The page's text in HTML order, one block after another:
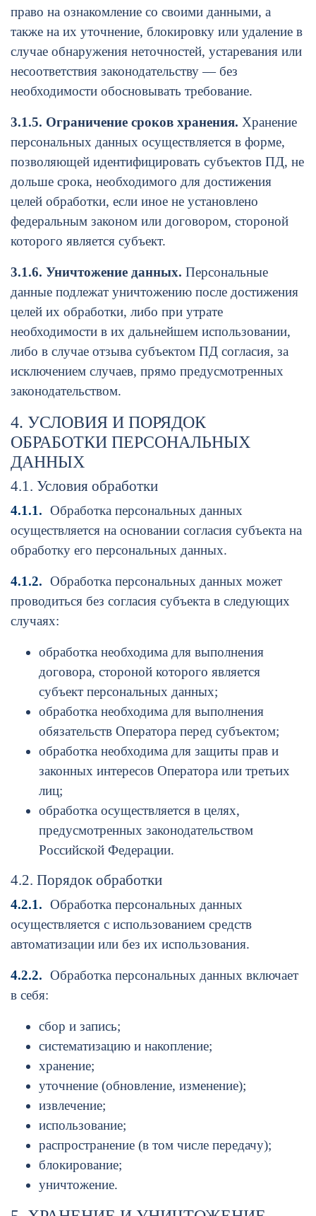
право на ознакомление со своими данными, а
также на их уточнение, блокировку или удаление в
случае обнаружения неточностей, устаревания или
несоответствия законодательству — без
необходимости обосновывать требование.
3.1.5. Ограничение сроков хранения. Хранение
персональных данных осуществляется в форме,
позволяющей идентифицировать субъектов ПД, не
дольше срока, необходимого для достижения
целей обработки, если иное не установлено
федеральным законом или договором, стороной
которого является субъект.
3.1.6. Уничтожение данных. Персональные
данные подлежат уничтожению после достижения
целей их обработки, либо при утрате
необходимости в их дальнейшем использовании,
либо в случае отзыва субъектом ПД согласия, за
исключением случаев, прямо предусмотренных
законодательством.
4. УСЛОВИЯ И ПОРЯДОК
ОБРАБОТКИ ПЕРСОНАЛЬНЫХ
ДАННЫХ
4.1. Условия обработки
4.1.1. Обработка персональных данных
осуществляется на основании согласия субъекта на
обработку его персональных данных.
4.1.2. Обработка персональных данных может
проводиться без согласия субъекта в следующих
случаях:
обработка необходима для выполнения
договора, стороной которого является
субъект персональных данных;
обработка необходима для выполнения
обязательств Оператора перед субъектом;
обработка необходима для защиты прав и
законных интересов Оператора или третьих
лиц;
обработка осуществляется в целях,
предусмотренных законодательством
Российской Федерации.
4.2. Порядок обработки
4.2.1. Обработка персональных данных
осуществляется с использованием средств
автоматизации или без их использования.
4.2.2. Обработка персональных данных включает
в себя:
сбор и запись;
систематизацию и накопление;
хранение;
уточнение (обновление, изменение);
извлечение;
использование;
распространение (в том числе передачу);
блокирование;
уничтожение.